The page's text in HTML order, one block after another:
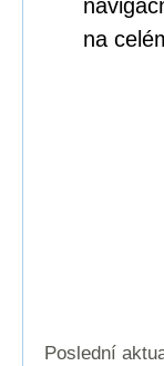
na
Poslední